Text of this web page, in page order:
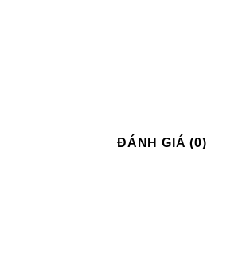
ĐÁNH GIÁ (0)